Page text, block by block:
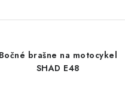
Bočné brašne na motocykel
SHAD E48